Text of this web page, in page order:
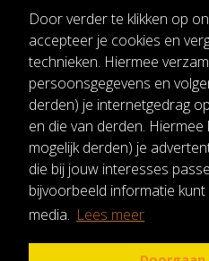
Door verder te klikken op
accepteer je cookies en
technieken. Hiermee
persoonsgegevens en
derden) je internetgedrag
en die van derden. Hiermee
mogelijk derden) je
die bij jouw interesses
bijvoorbeeld informatie
media. Lees meer
Dinsdag T/M Zaterdag
van 8:00-17:00
Verzenddagen
Dinsdag T/M Vrijdag
Pauze
12:30-13:00
ALGEMENE
RUILEN EN